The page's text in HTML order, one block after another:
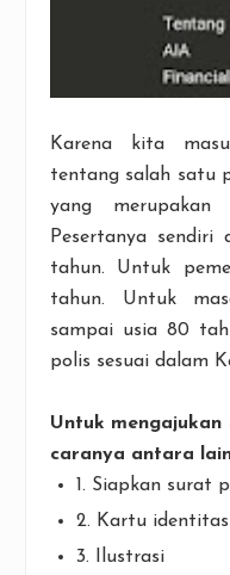
Karena kita
tentang salah satu
yang merupakan
Pesertanya
tahun. Untuk
tahun. Untuk
sampai usia 80
polis sesuai dalam
Untuk
caranya antara
1. Siapkan surat
2. Kartu identitas
3. Ilustrasi